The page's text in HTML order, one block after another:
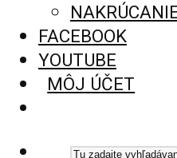
FACEBOOK
YOUTUBE
MÔJ ÚČET